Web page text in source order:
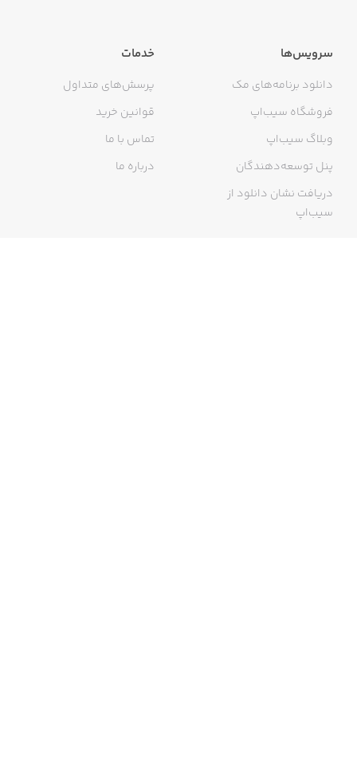
سرویس‌ها
دانلود برنامه‌های مک
فروشگاه سیب‌اپ
وبلاگ سیب‌اپ
پنل توسعه‌دهندگان
دریافت نشان دانلود از
سیب‌اپ
خدمات
پرسش‌های متداول
قوانین خرید
تماس با ما
درباره ما